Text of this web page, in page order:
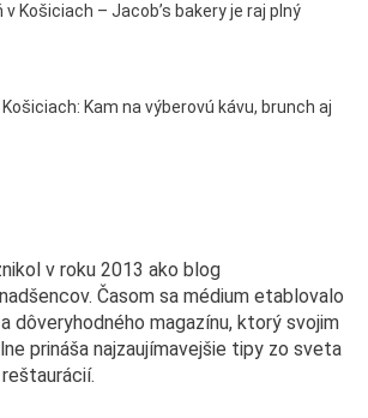
Košiciach – Jacob’s bakery je raj plný
Kam na výberovú kávu, brunch aj
v roku 2013 ako blog
Časom sa médium etablovalo
dôveryhodného magazínu, ktorý svojim
prináša najzaujímavejšie tipy zo sveta